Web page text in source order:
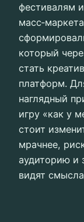
фестивалям
который
стать
платформ.
наглядный
игру «как у
стоит
мрачнее,
аудиторию и
видят